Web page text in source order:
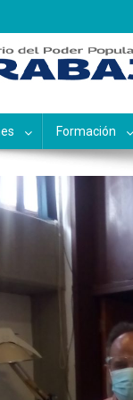
de
Formación